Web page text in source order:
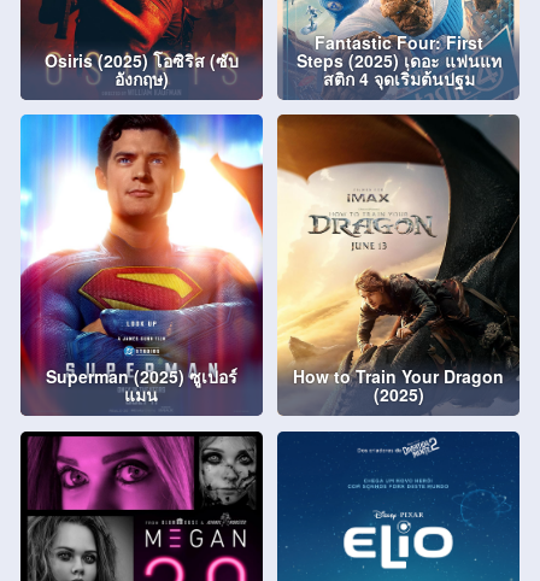
Osiris (2025) โอซิริส (ซับ
อังกฤษ)
Fantastic Four: First
Steps (2025) เดอะ แฟนแท
สติก 4 จุดเริ่มต้นปฐม
Superman (2025) ซูเปอร์
แมน
How to Train Your Dragon
(2025)